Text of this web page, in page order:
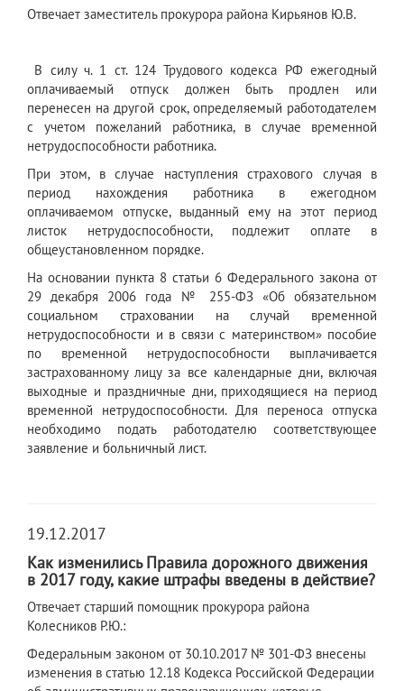
Отвечает заместитель прокурора района Кирьянов Ю.В.
В силу ч. 1 ст. 124 Трудового кодекса РФ ежегодный
оплачиваемый отпуск должен быть продлен или
перенесен на другой срок, определяемый работодателем
с учетом пожеланий работника, в случае временной
нетрудоспособности работника.
При этом, в случае наступления страхового случая в
период нахождения работника в ежегодном
оплачиваемом отпуске, выданный ему на этот период
листок нетрудоспособности, подлежит оплате в
общеустановленном порядке.
На основании пункта 8 статьи 6 Федерального закона от
29 декабря 2006 года № 255-ФЗ «Об обязательном
социальном страховании на случай временной
нетрудоспособности и в связи с материнством» пособие
по временной нетрудоспособности выплачивается
застрахованному лицу за все календарные дни, включая
выходные и праздничные дни, приходящиеся на период
временной нетрудоспособности. Для переноса отпуска
необходимо подать работодателю соответствующее
заявление и больничный лист.
19.12.2017
Как изменились Правила дорожного движения
в 2017 году, какие штрафы введены в действие?
Отвечает старший помощник прокурора района
Колесников Р.Ю.:
Федеральным законом от 30.10.2017 № 301-ФЗ внесены
изменения в статью 12.18 Кодекса Российской Федерации